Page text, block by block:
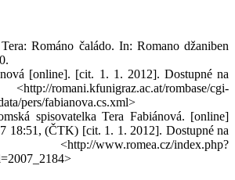
Románo čaládo. In: Romano džaniben
[online]. [cit. 1. 1. 2012]. Dostupné na
romani.kfunigraz.ac.at/rombase/cgi-
pers/fabianova.cs.xml>
spisovatelka Tera Fabiánová. [online]
18:51, (ČTK) [cit. 1. 1. 2012]. Dostupné na
www.romea.cz/index.php?